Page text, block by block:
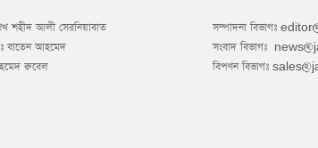
শহীদ আলী সেরনিয়াবাত
বাতেন আহমেদ
রুবেল
সম্পাদনা বিভাগঃ
সংবাদ বিভাগঃ
বিপণন বিভাগঃ